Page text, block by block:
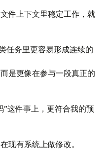
件上下文里稳定工作，就
任务里更容易形成连续的
是更像在参与一段真正的
”这件事上，更符合我的预
现有系统上做修改。